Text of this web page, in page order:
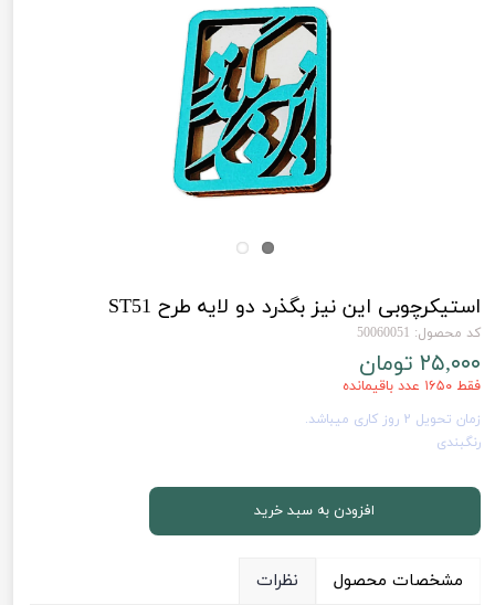
استیکرچوبی این نیز بگذرد دو لایه طرح ST51
کد محصول: 50060051
۲۵,۰۰۰ تومان
فقط ۱۶۵۰ عدد باقیمانده
زمان تحویل 2 روز کاری میباشد.
رنگبندی
افزودن به سبد خرید
مشخصات محصول نظرات